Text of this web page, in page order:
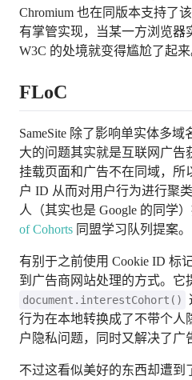
Chromium 也在同版本支持了
有掌管实现，当某一方浏览器
W3C 的处境就变得尴尬了起来
FLoC
SameSite 除了影响单实体多
大的问题其实就是互联网广告
挂载页面和广告不在同域，所
户 ID 从而对用户行为进行聚
人（其实也是 Google 的同学
of Cohorts 同盟学习队列提案。
有别于之前使用 Cookie ID 标
到广告商网站处理的方式。它
document.interestCohort()
行为在本地转换成了不带个人
户隐私问题，同时又解决了广
不过这看似美好的东西却遭到